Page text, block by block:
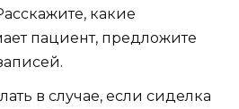
какие
пациент, предложите
в случае, если сиделка